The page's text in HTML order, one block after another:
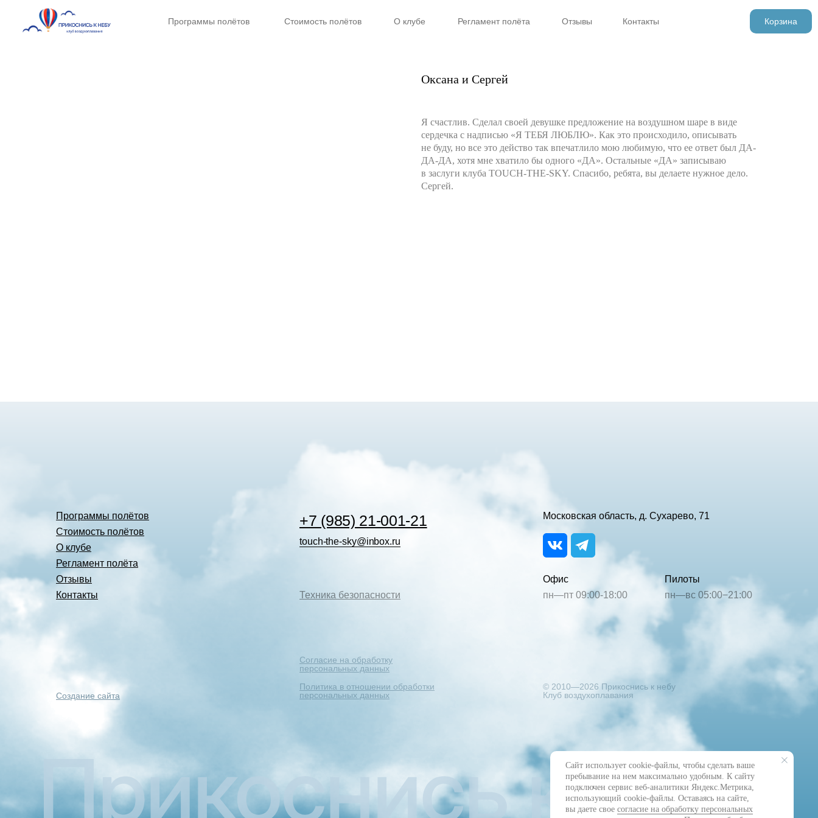
Корзина
Программы полётов Стоимость полётов О клубе Регламент полёта Отзывы Контакты
Оксана и Сергей
Я счастлив. Сделал своей девушке предложение на воздушном шаре в виде
сердечка с надписью «Я ТЕБЯ ЛЮБЛЮ». Как это происходило, описывать
не буду, но все это действо так впечатлило мою любимую, что ее ответ был ДА-
ДА-ДА, хотя мне хватило бы одного «ДА». Остальные «ДА» записываю
в заслуги клуба TOUCH-THE-SKY. Спасибо, ребята, вы делаете нужное дело.
Сергей.
Программы полётов
Стоимость полётов
О клубе
Регламент полёта
Отзывы
Контакты
+7 (985) 21-001-21
touch-the-sky@inbox.ru
Техника безопасности
Московская область, д. Сухарево, 71
Офис
Пилоты
пн—пт 09:00-18:00
пн—вс 05:00−21:00
Согласие на обработку
персональных данных
Политика в отношении обработки
персональных данных
© 2010—2026 Прикоснись к небу
Клуб воздухоплавания
Создание сайта
Сайт использует cookie-файлы, чтобы сделать ваше
пребывание на нем максимально удобным. К cайту
подключен сервис веб-аналитики Яндекс.Метрика,
использующий cookie-файлы. Оставаясь на сайте,
вы даете свое согласие на обработку персональных